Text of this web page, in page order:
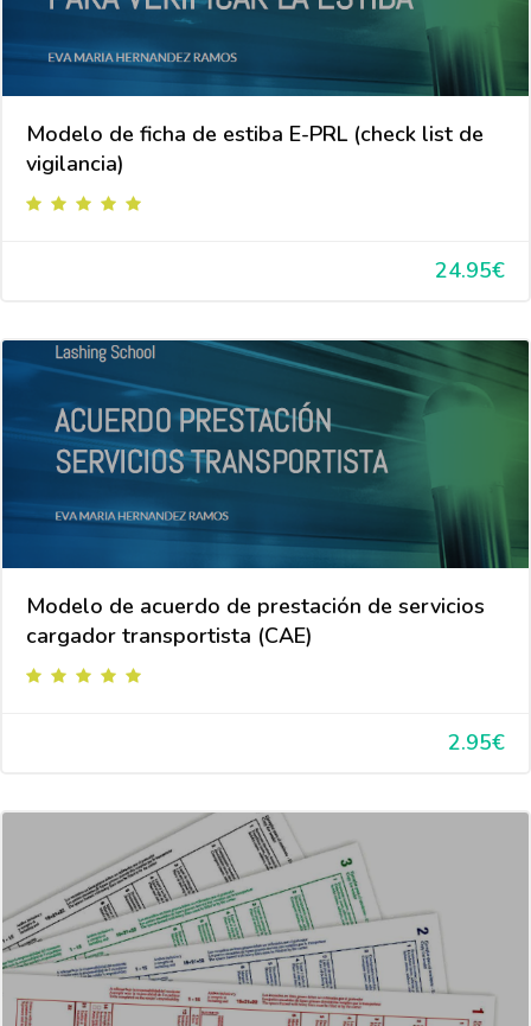
Modelo de ficha de estiba E-PRL (check list de
vigilancia)
24.95€
Modelo de acuerdo de prestación de servicios
cargador transportista (CAE)
2.95€